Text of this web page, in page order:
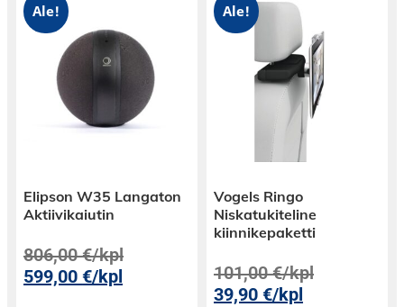
Ale!
Elipson W35 Langaton
Aktiivikaiutin
806,00€/kpl
599,00€/kpl
Ale!
Vogels Ringo
Niskatukiteline
kiinnikepaketti
101,00€/kpl
39,90€/kpl